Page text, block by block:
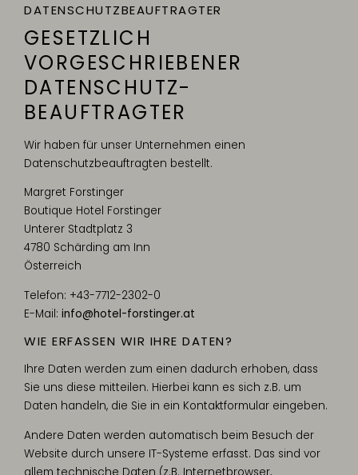
DATENSCHUTZ­BEAUFTRAGTER
GESETZLICH
VORGESCHRIEBENER
DATENSCHUTZ­
BEAUFTRAGTER
Wir haben für unser Unternehmen einen
Datenschutzbeauftragten bestellt.
Margret Forstinger
Boutique Hotel Forstinger
Unterer Stadtplatz 3
4780 Schärding am Inn
Österreich
Telefon: +43-7712-2302-0
E-Mail: info@hotel-forstinger.at
WIE ERFASSEN WIR IHRE DATEN?
Ihre Daten werden zum einen dadurch erhoben, dass
Sie uns diese mitteilen. Hierbei kann es sich z.B. um
Daten handeln, die Sie in ein Kontaktformular eingeben.
Andere Daten werden automatisch beim Besuch der
Website durch unsere IT-Systeme erfasst. Das sind vor
allem technische Daten (z.B. Internetbrowser,